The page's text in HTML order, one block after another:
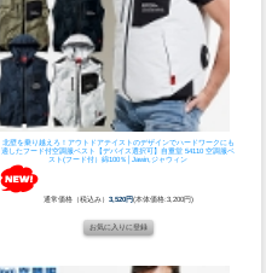
北壁を乗り越えろ！アウトドアテイストのデザインでハードワークにも
適したフード付空調服ベスト
【デバイス選択可】自重堂 54110 空調服ベ
スト(フード付）綿100％│Jawin,ジャウィン
通常価格（税込み） 3,520円(本体価格:3,200円)